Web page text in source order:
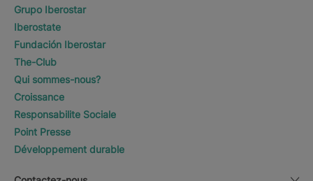
Grupo Iberostar
Iberostate
Fundación Iberostar
The-Club
Qui sommes-nous?
Croissance
Responsabilite Sociale
Point Presse
Développement durable